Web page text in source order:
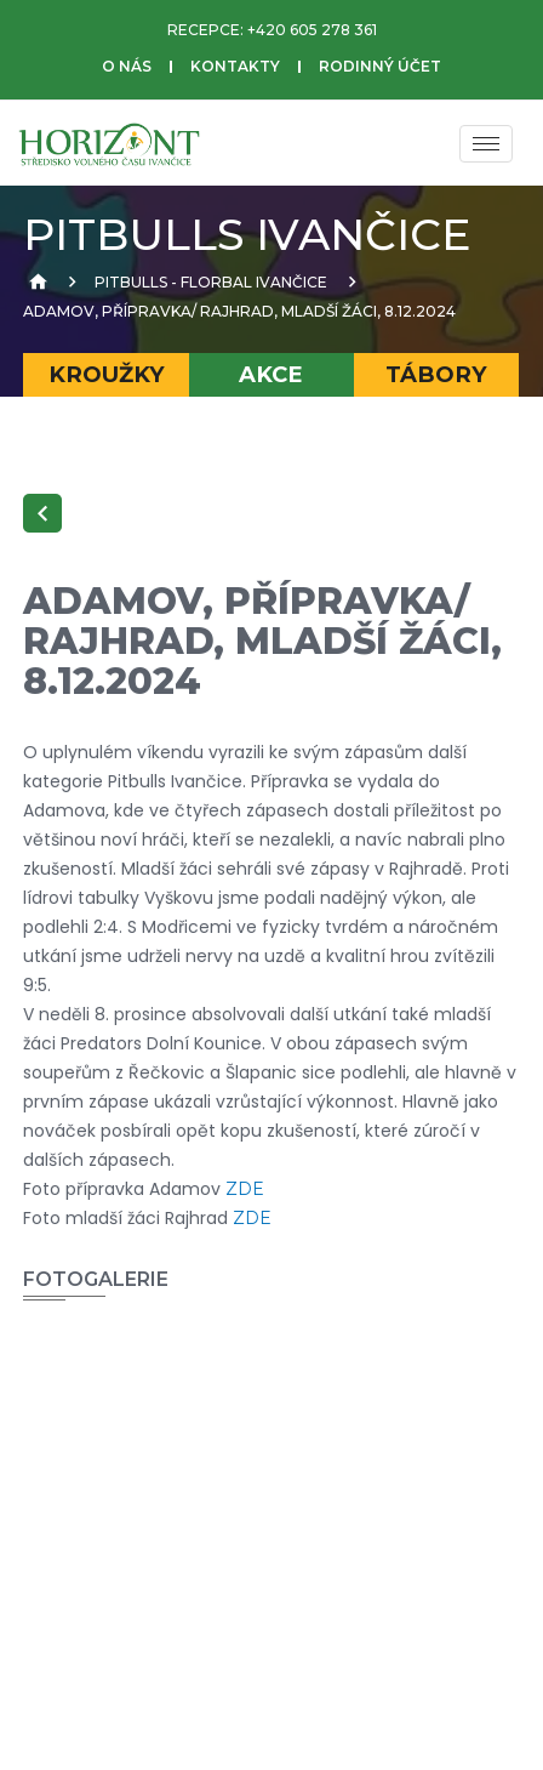
RECEPCE: +420 605 278 361
O NÁS
KONTAKTY RODINNÝ ÚČET
PITBULLS IVANČICE
PITBULLS - FLORBAL IVANČICE
ADAMOV, PŘÍPRAVKA/ RAJHRAD, MLADŠÍ ŽÁCI, 8.12.2024
KROUŽKY AKCE TÁBORY
ADAMOV, PŘÍPRAVKA/
RAJHRAD, MLADŠÍ ŽÁCI,
8.12.2024
O uplynulém víkendu vyrazili ke svým zápasům další
kategorie Pitbulls Ivančice. Přípravka se vydala do
Adamova, kde ve čtyřech zápasech dostali příležitost po
většinou noví hráči, kteří se nezalekli, a navíc nabrali plno
zkušeností. Mladší žáci sehráli své zápasy v Rajhradě. Proti
lídrovi tabulky Vyškovu jsme podali nadějný výkon, ale
podlehli 2:4. S Modřicemi ve fyzicky tvrdém a náročném
utkání jsme udrželi nervy na uzdě a kvalitní hrou zvítězili
9:5.
V neděli 8. prosince absolvovali další utkání také mladší
žáci Predators Dolní Kounice. V obou zápasech svým
soupeřům z Řečkovic a Šlapanic sice podlehli, ale hlavně v
prvním zápase ukázali vzrůstající výkonnost. Hlavně jako
nováček posbírali opět kopu zkušeností, které zúročí v
dalších zápasech.
Foto přípravka Adamov ZDE
Foto mladší žáci Rajhrad ZDE
FOTOGALERIE